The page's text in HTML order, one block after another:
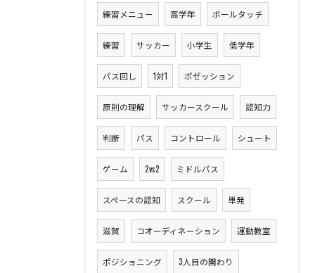
練習メニュー 高学年 ボールタッチ
練習 サッカー 小学生 低学年
パス回し 1対1 ポゼッション
原則の理解 サッカースクール 認知力
判断 パス コントロール シュート
ゲーム 2vs2 ミドルパス
スペースの認知 スクール 単発
滋賀 コオーディネーション 運動教室
ポジショニング 3人目の関わり